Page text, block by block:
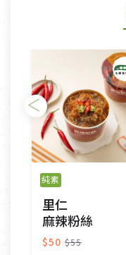
若您購買的商品有
形者，除商品瑕疵
依消保法之規定提
日)的服務，原則上
瑕疵)，一般皆可申
不適用七天鑑賞期
以數位或電磁紀錄
之商品、以及性質
CD、VCD、DVD
接受原片換新。
衣飾鞋類-如T恤，
美容保養用品、內
純素
里仁
麻辣粉絲
$50 $55